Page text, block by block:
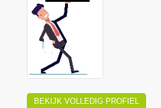
BEKIJK VOLLEDIG PROFIEL